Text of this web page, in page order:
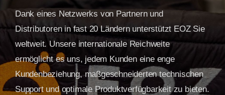
Dank eines Netzwerks von Partnern und
Distributoren in fast 20 Ländern unterstützt EOZ Sie
weltweit. Unsere internationale Reichweite
ermöglicht es uns, jedem Kunden eine enge
Kundenbeziehung, maßgeschneiderten technischen
Support und optimale Produktverfügbarkeit zu bieten.